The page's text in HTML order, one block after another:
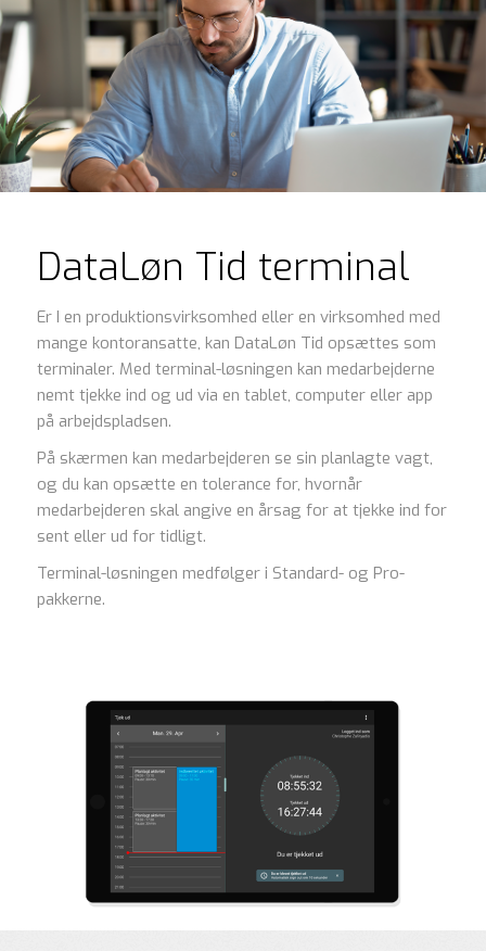
DataLøn Tid terminal
Er I en produktionsvirksomhed eller en virksomhed med
mange kontoransatte, kan DataLøn Tid opsættes som
terminaler. Med terminal-løsningen kan medarbejderne
nemt tjekke ind og ud via en tablet, computer eller app
på arbejdspladsen.
På skærmen kan medarbejderen se sin planlagte vagt,
og du kan opsætte en tolerance for, hvornår
medarbejderen skal angive en årsag for at tjekke ind for
sent eller ud for tidligt.
Terminal-løsningen medfølger i Standard- og Pro-
pakkerne.